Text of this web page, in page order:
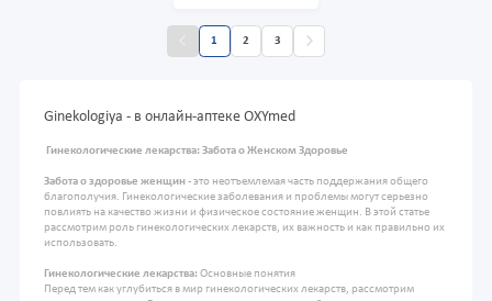
1 2 3
Ginekologiya - в онлайн-аптеке OXYmed
Гинекологические лекарства: Забота о Женском Здоровье
Забота о здоровье женщин- это неотъемлемая часть поддержания общего
благополучия. Гинекологические заболевания и проблемы могут серьезно
повлиять на качество жизни и физическое состояние женщин. В этой статье
рассмотрим роль гинекологических лекарств, их важность и как правильно их
использовать.
Гинекологические лекарства: Основные понятия
Перед тем как углубиться в мир гинекологических лекарств, рассмотрим